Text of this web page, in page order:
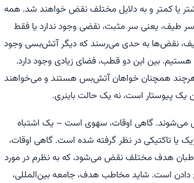
یا کمتر و به دلایل مختلف نقض خواهند شد. همه
طیف، یعنی سر مثبت، نقضی وجود ندارد یا فقط
نقض‌ها به حدی می‌رسند که دیگر آتش‌بسی وجود
بین این دو قطب، فضای زیادی وجود دارد.
همچنان خواهان آتش‌بس هستند و می‌خواهند
یک پیوستار است، نه یک حالت باینری.
گاهی اوقات، سهوی است – یک اشتباه
یا تاکتیکی در نظر گرفته شده است. گاهی اوقات،
هدف مختلف نقض می‌شود، که به نظرم در مورد
دادن است. شاید مخاطب هدف، جامعه بین‌المللی،